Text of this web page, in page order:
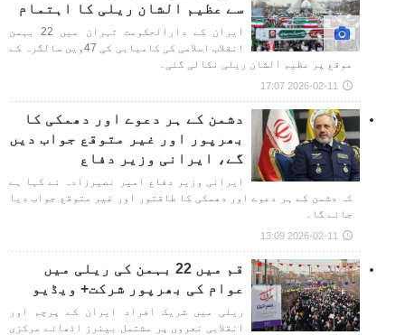
سے عظيم الشان ریلی کا اہتمام
ایران کے دارالحکومت تہران میں 22 بہمن
انقلاب اسلامی کی کامیابی کی 47ویں سالگرہ کے
موقع پر عظيم الشان ریلی نکالی گئی۔
2026-02-11 17:07
دشمن کے ہر دعوے اور دھمکی کا
بھرپور اور غیر متوقع جواب دیں
گے، ایرانی وزیر دفاع
ایرانی وزیر دفاع امیر نصیرزادہ نے کہا ہے
کہ دشمن کے ہر دعوے اور دھمکی کا طاقتور اور غیر متوقع جواب دیا
جائے گا۔
2026-02-11 13:09
قم میں 22 بہمن کی ریلی میں
عوام کی بھرپور شرکت+ ویڈیو
ریلی میں شریک افراد ایران کے پرچم اور
انقلابی نعروں پر مشتمل بینرز اٹھائے مرکزی